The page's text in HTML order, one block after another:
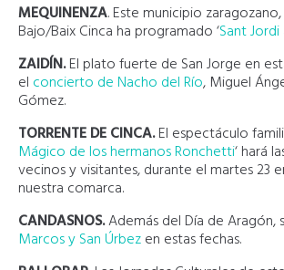
MEQUINENZA. Este municipio
Bajo/Baix Cinca ha programado ‘Sant
ZAIDÍN.El plato fuerte de San Jorge en
el concierto de Nacho del Río, Miguel
Gómez.
TORRENTE DE CINCA.El espectáculo
Mágico de los hermanos Ronchetti‘ hará
vecinos y visitantes, durante el martes 23
nuestra comarca.
CANDASNOS.Además del Día de Aragón,
Marcos y San Úrbezen estas fechas.